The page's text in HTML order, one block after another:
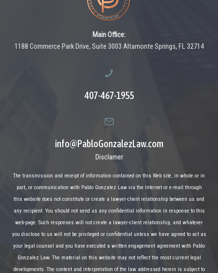
Main Office:
1188 Commerce Park Drive, Suite 3003 Altamonte Springs, FL 32714
407-467-1955
info@PabloGonzalezLaw.com
Disclamer
The transmission and receipt of information contained on this Web site, in whole or in
part, or communication with Pablo Gonzalez Law via the Internet or e-mail through
this website does not constitute or create a lawyer-client relationship between us and
any recipient. You should not send us any confidential information in response to this
web-page. Such responses will not create a lawyer-client relationship, and whatever
you disclose to us will not be privileged or confidential unless we have agreed to act as
your legal counsel and you have executed a written engagement agreement with Pablo
Gonzalez Law. The material on this website may not reflect the most current legal
developments. The content and interpretation of the law addressed herein is subject to